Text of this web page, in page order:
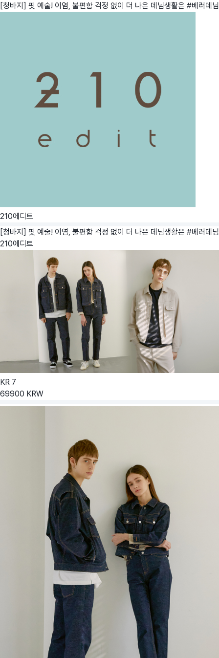
[청바지] 핏 예술! 이염, 불편함 걱정 없이 더 나은 데님생활은 #베러데님
210에디트
[청바지] 핏 예술! 이염, 불편함 걱정 없이 더 나은 데님생활은 #베러데님
210에디트
KR 7
69900 KRW